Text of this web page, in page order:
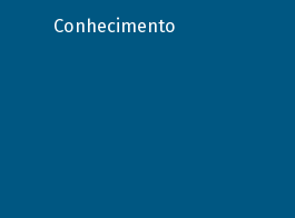
Conhecimento